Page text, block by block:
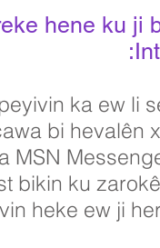
hene ku ji
ka ew li
bi hevalên
MSN
bikin ku
heke ew ji